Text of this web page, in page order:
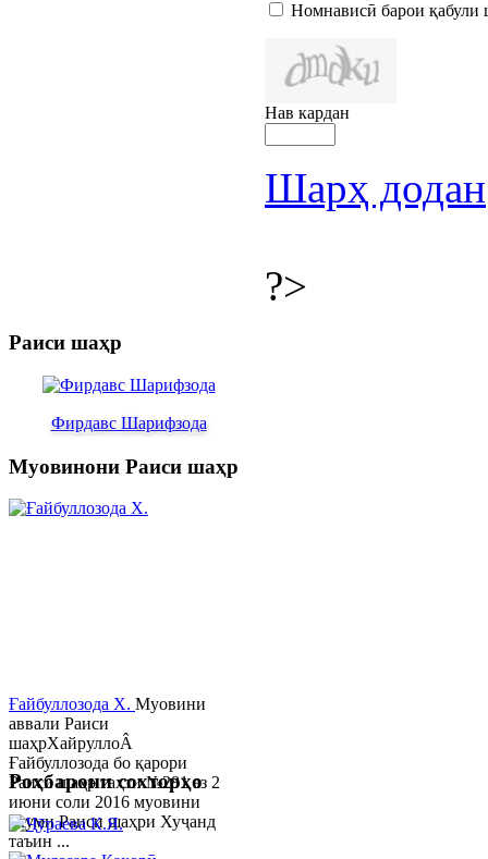
Номнависӣ барои қабули
Нав кардан
Шарҳ додан
?>
Раиси шаҳр
Фирдавс Шарифзода
Муовинони Раиси шаҳр
Ғайбуллозода Х. Муовини
аввали Раиси
шаҳрХайруллоÂ
Ғайбуллозода бо қарори
Раиси шаҳр таҳти №281 аз 2
июни соли 2016 муовини
якуми Раиси шаҳри Хуҷанд
таъин ...
Роҳбарони сохторҳо